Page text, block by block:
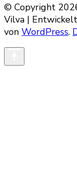
© Copyright
Vilva |
von WordPress.